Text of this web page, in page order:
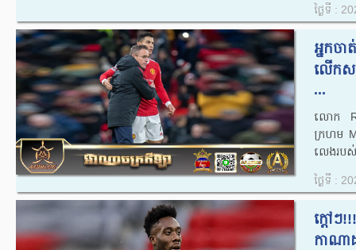
ថ្ងៃទី :
អ្នកច
លើកស
...
លោក​
ក្រហម
លេងរបស់
ថ្ងៃទី :
ក្តៅៗ
កាណា